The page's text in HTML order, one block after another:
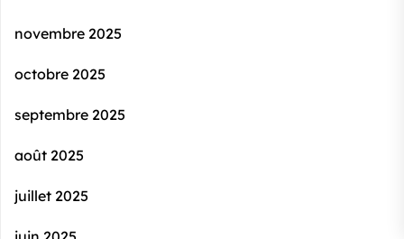
novembre 2025
octobre 2025
septembre 2025
août 2025
juillet 2025